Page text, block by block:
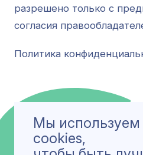
Мы используем
cookies,
разрешено только с
согласия
Политика